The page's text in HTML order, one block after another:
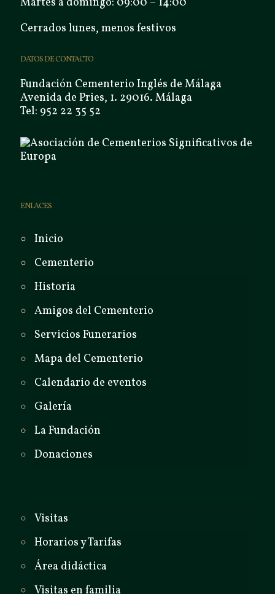
Cerrados lunes, menos festivos
DATOS DE CONTACTO
Fundación Cementerio Inglés de Málaga
Avenida de Pries, 1. 29016. Málaga
Tel: 952 22 35 52
ENLACES
Inicio
Cementerio
Historia
Amigos del Cementerio
Servicios Funerarios
Mapa del Cementerio
Calendario de eventos
Galería
La Fundación
Donaciones
Visitas
Horarios y Tarifas
Área didáctica
Visitas en familia